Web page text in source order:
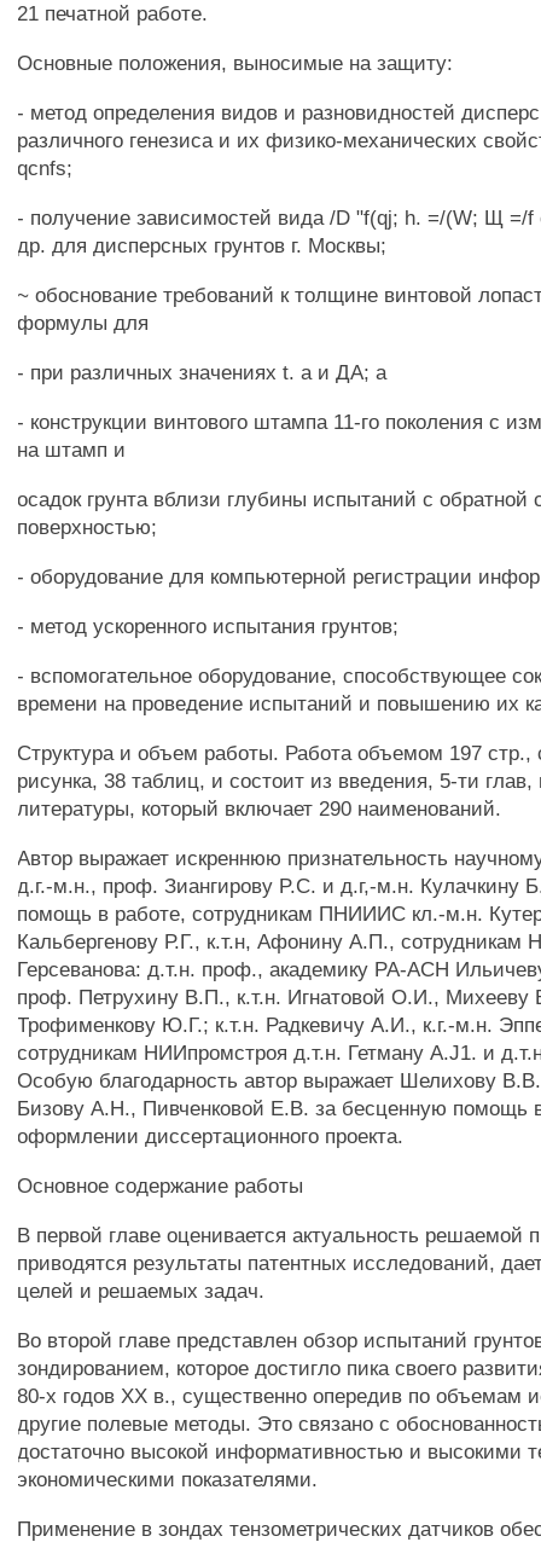
21 печатной работе.
Основные положения, выносимые на защиту:
- метод определения видов и разновидностей
различного генезиса и их физико-механических
qcnfs;
- получение зависимостей вида /D "f(qj; h. =/(W; Щ =/f
др. для дисперсных грунтов г. Москвы;
~ обоснование требований к толщине винтовой
формулы для
- при различных значениях t. а и ДА; а
- конструкции винтового штампа 11-го поколения с
на штамп и
осадок грунта вблизи глубины испытаний с обратной
поверхностью;
- оборудование для компьютерной регистрации
- метод ускоренного испытания грунтов;
- вспомогательное оборудование, способствующее
времени на проведение испытаний и повышению их
Структура и объем работы. Работа объемом 197 стр.,
рисунка, 38 таблиц, и состоит из введения, 5-ти
литературы, который включает 290 наименований.
Автор выражает искреннюю признательность
д.г.-м.н., проф. Зиангирову P.C. и д.г,-м.н. Кулачкину
помощь в работе, сотрудникам ПНИИИС кл.-м.н.
Кальбергенову Р.Г., к.т.н, Афонину А.П.,
Герсеванова: д.т.н. проф., академику РА-АСН
проф. Петрухину В.П., к.т.н. Игнатовой О.И., Михееву
Трофименкову Ю.Г.; к.т.н. Радкевичу А.И., к.г.-м.н.
сотрудникам НИИпромстроя д.т.н. Гетману A.J1. и
Особую благодарность автор выражает Шелихову
Бизову А.Н., Пивченковой Е.В. за бесценную помощь
оформлении диссертационного проекта.
Основное содержание работы
В первой главе оценивается актуальность решаемой
приводятся результаты патентных исследований,
целей и решаемых задач.
Во второй главе представлен обзор испытаний
зондированием, которое достигло пика своего
80-х годов XX в., существенно опередив по объемам
другие полевые методы. Это связано с
достаточно высокой информативностью и высокими
экономическими показателями.
Применение в зондах тензометрических датчиков